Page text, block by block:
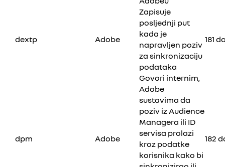
dextp Adobe
Zapisuje
posljednji put
kada je
napravljen poziv
za sinkronizaciju
podataka
181
dpm Adobe
Govori internim,
Adobe
sustavima da
poziv iz Audience
Managera ili ID
servisa prolazi
kroz podatke
korisnika kako bi
182